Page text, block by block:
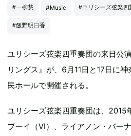
#一柳慧 #Music #ユリシーズ弦楽四
#飯野明日香
ユリシーズ弦楽四重奏団の来日公
リングス』が、6月11日と17日に
民ホールで開催される。
ユリシーズ弦楽四重奏団は、2015
ブーイ（Vl）、ライアノン・バー